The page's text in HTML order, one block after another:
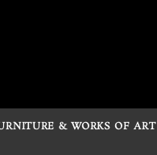
& WORKS OF ART